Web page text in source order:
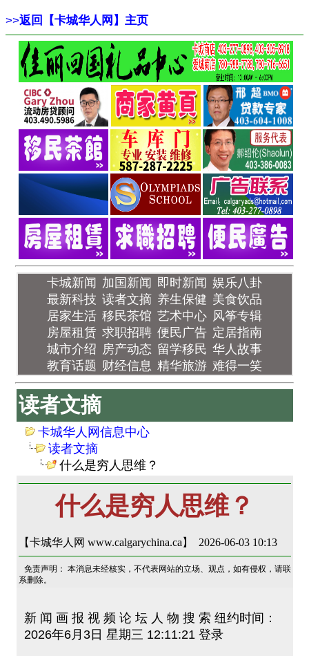
>>返回【卡城华人网】主页
卡城新闻 加国新闻 即时新闻 娱乐八卦
最新科技 读者文摘 养生保健 美食饮品
居家生活 移民茶馆 艺术中心 风筝专辑
房屋租赁 求职招聘 便民广告 定居指南
城市介绍 房产动态 留学移民 华人故事
教育话题 财经信息 精华旅游 难得一笑
读者文摘
卡城华人网信息中心
读者文摘
什么是穷人思维？
什么是穷人思维？
【卡城华人网 www.calgarychina.ca】 2026-06-03 10:13
免责声明： 本消息未经核实，不代表网站的立场、观点，如有侵权，请联
系删除。
新 闻 画 报 视 频 论 坛 人 物 搜 索 纽约时间：
2026年6月3日 星期三 12:11:21 登录